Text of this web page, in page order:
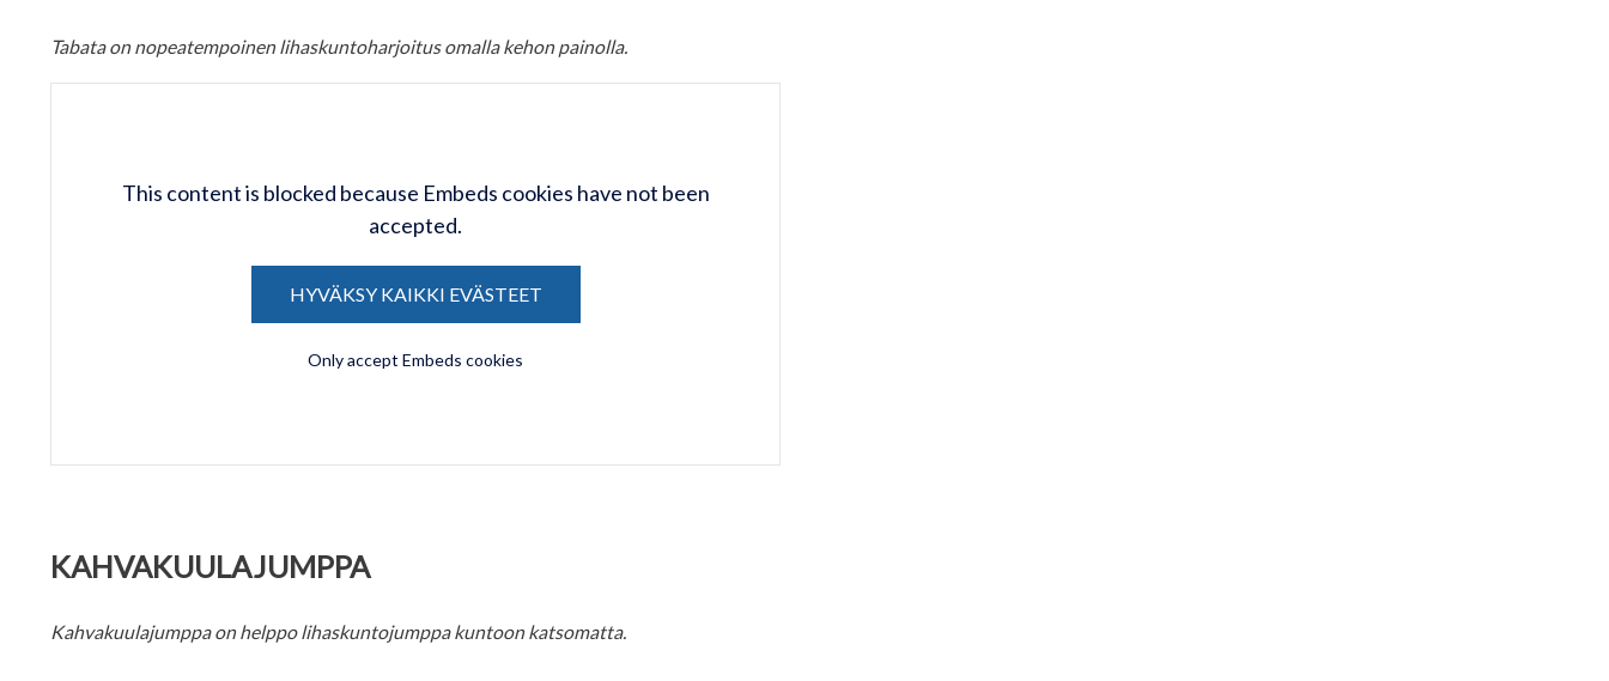
Tabata on nopeatempoinen lihaskuntoharjoitus omalla kehon painolla.
This content is blocked because Embeds cookies have not been
accepted.
HYVÄKSY KAIKKI EVÄSTEET
Only accept Embeds cookies
KAHVAKUULAJUMPPA
Kahvakuulajumppa on helppo lihaskuntojumppa kuntoon katsomatta.